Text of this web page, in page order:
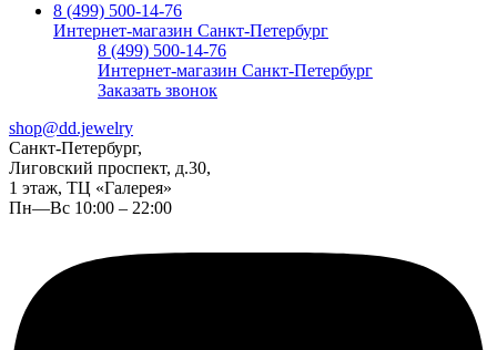
8 (499) 500-14-76
Интернет-магазин Санкт-Петербург
8 (499) 500-14-76
Интернет-магазин Санкт-Петербург
Заказать звонок
shop@dd.jewelry
Санкт-Петербург,
Лиговский проспект, д.30,
1 этаж, ТЦ «Галерея»
Пн—Вс 10:00 – 22:00